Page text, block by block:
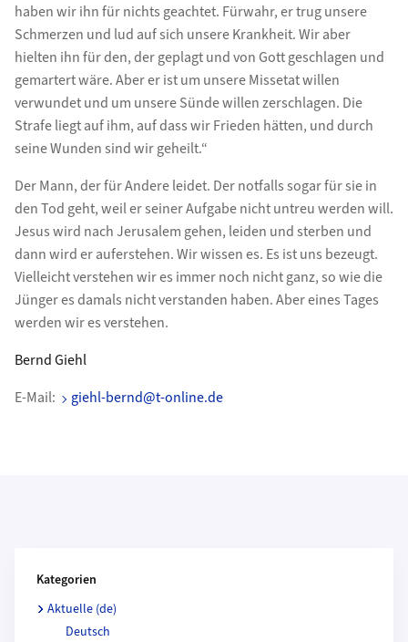
haben wir ihn für nichts geachtet. Fürwahr, er trug unsere
Schmerzen und lud auf sich unsere Krankheit. Wir aber
hielten ihn für den, der geplagt und von Gott geschlagen und
gemartert wäre. Aber er ist um unsere Missetat willen
verwundet und um unsere Sünde willen zerschlagen. Die
Strafe liegt auf ihm, auf dass wir Frieden hätten, und durch
seine Wunden sind wir geheilt.“
Der Mann, der für Andere leidet. Der notfalls sogar für sie in
den Tod geht, weil er seiner Aufgabe nicht untreu werden will.
Jesus wird nach Jerusalem gehen, leiden und sterben und
dann wird er auferstehen. Wir wissen es. Es ist uns bezeugt.
Vielleicht verstehen wir es immer noch nicht ganz, so wie die
Jünger es damals nicht verstanden haben. Aber eines Tages
werden wir es verstehen.
Bernd Giehl
E-Mail:
giehl-bernd@t-online.de
Kategorien
Aktuelle (de)
Deutsch